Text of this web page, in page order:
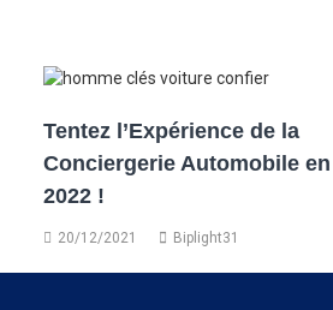
Tentez l’Expérience de la
Conciergerie Automobile en
2022 !
20/12/2021 Biplight31